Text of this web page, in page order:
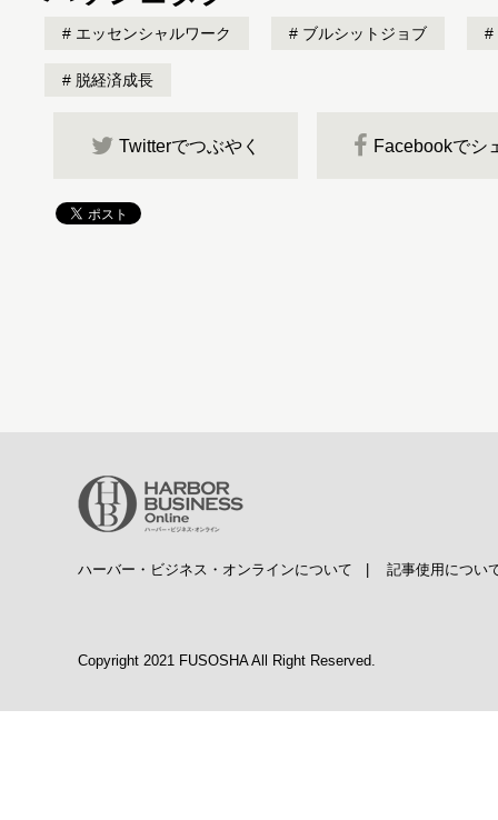
エッセンシャルワーク ブルシットジョブ
脱経済成長
Twitterでつぶやく Facebookでシ
ハーバー・ビジネス・オンラインについて 記事使用につい
Copyright 2021 FUSOSHA All Right Reserved.